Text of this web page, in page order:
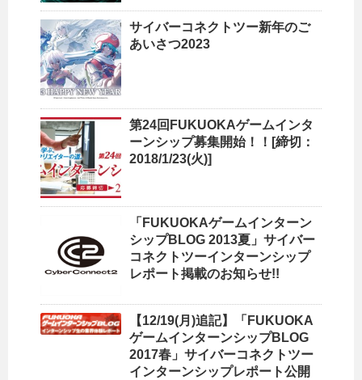
サイバーコネクトツー新年のご
あいさつ2023
第24回FUKUOKAゲームインタ
ーンシップ募集開始！！[締切：
2018/1/23(火)]
「FUKUOKAゲームインターン
シップBLOG 2013夏」サイバー
コネクトツーインターンシップ
レポート掲載のお知らせ!!
【12/19(月)追記】「FUKUOKA
ゲームインターンシップBLOG
2017春」サイバーコネクトツー
インターンシップレポート公開